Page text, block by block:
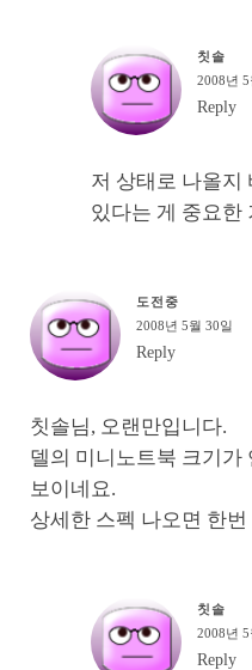
칫솔
2008년 5
Reply
저 상태로 나올지
있다는 게 중요한
도전중
2008년 5월 30일
Reply
칫솔님, 오랜만입니다.
델의 미니노트북 크기가
보이네요.
상세한 스펙 나오면 한
칫솔
2008년 5
Reply